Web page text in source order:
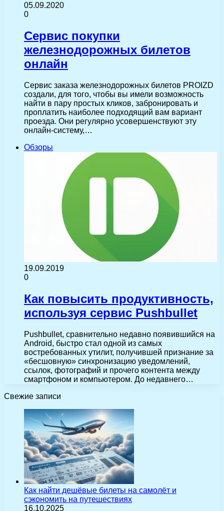
05.09.2020
0
Сервис покупки
железнодорожных билетов
онлайн
Сервис заказа железнодорожных билетов PROIZD
создали, для того, чтобы вы имели возможность
найти в пару простых кликов, забронировать и
проплатить наиболее подходящий вам вариант
проезда. Они регулярно усовершенствуют эту
онлайн-систему,…
Обзоры
19.09.2019
0
Как повысить продуктивность,
используя сервис Pushbullet
Pushbullet, сравнительно недавно появившийся на
Android, быстро стал одной из самых
востребованных утилит, получившей признание за
«бесшовную» синхронизацию уведомлений,
ссылок, фотографий и прочего контента между
смартфоном и компьютером. До недавнего…
Свежие записи
Как найти дешёвые билеты на самолёт и
сэкономить на путешествиях
16.10.2025